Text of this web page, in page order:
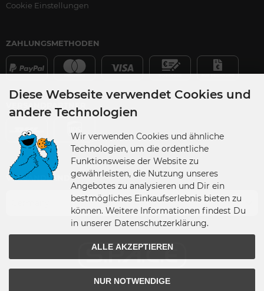
Cookie Einstellungen
ZAHLUNGSMETHODEN
VERSANDPARTNER
VERSANDLAND
Diese Webseite verwendet Cookies und
andere Technologien
Wir verwenden Cookies und ähnliche
Technologien, um die ordentliche
Funktionsweise der Website zu
gewährleisten, die Nutzung unseres
Angebotes zu analysieren und Dir ein
bestmögliches Einkaufserlebnis bieten zu
können. Weitere Informationen findest Du
in unserer Datenschutzerklärung.
ALLE AKZEPTIEREN
NUR NOTWENDIGE